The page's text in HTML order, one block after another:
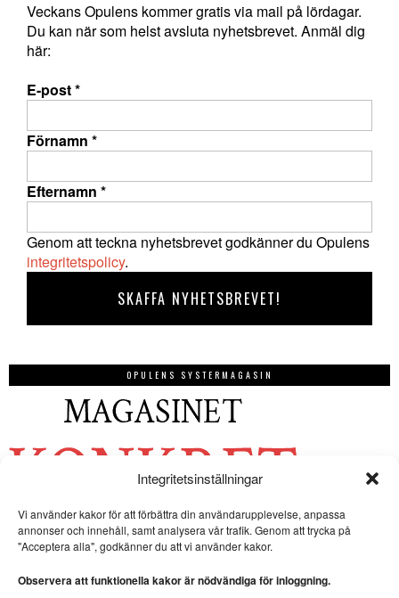
Integritetsinställningar
Vi använder kakor för att förbättra din användarupplevelse, anpassa
annonser och innehåll, samt analysera vår trafik. Genom att trycka på
"Acceptera alla", godkänner du att vi använder kakor.
Observera att funktionella kakor är nödvändiga för inloggning.
Veckans Opulens kommer gratis via mail på lördagar.
Du kan när som helst avsluta nyhetsbrevet. Anmäl dig
här:
E-post*
Förnamn *
Efternamn *
Genom att teckna nyhetsbrevet godkänner du Opulens
integritetspolicy.
OPULENS SYSTERMAGASIN